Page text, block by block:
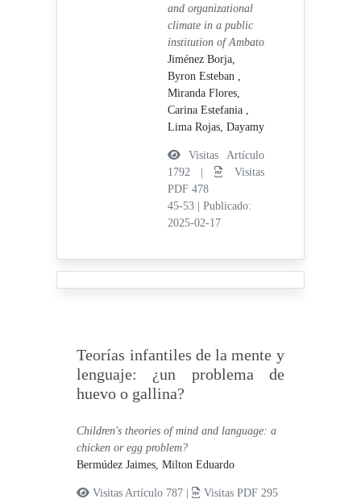
and organizational
climate in a public
institution of Ambato
Jiménez Borja,
Byron Esteban ,
Miranda Flores,
Carina Estefania ,
Lima Rojas, Dayamy
Visitas Artículo
1792 |
Visitas
PDF 478
45-53
Publicado:
2025-02-17
Teorías infantiles de la mente y
lenguaje: ¿un problema de
huevo o gallina?
Children's theories of mind and language: a
chicken or egg problem?
Bermúdez Jaimes, Milton Eduardo
Visitas Artículo 787 |
Visitas PDF 295